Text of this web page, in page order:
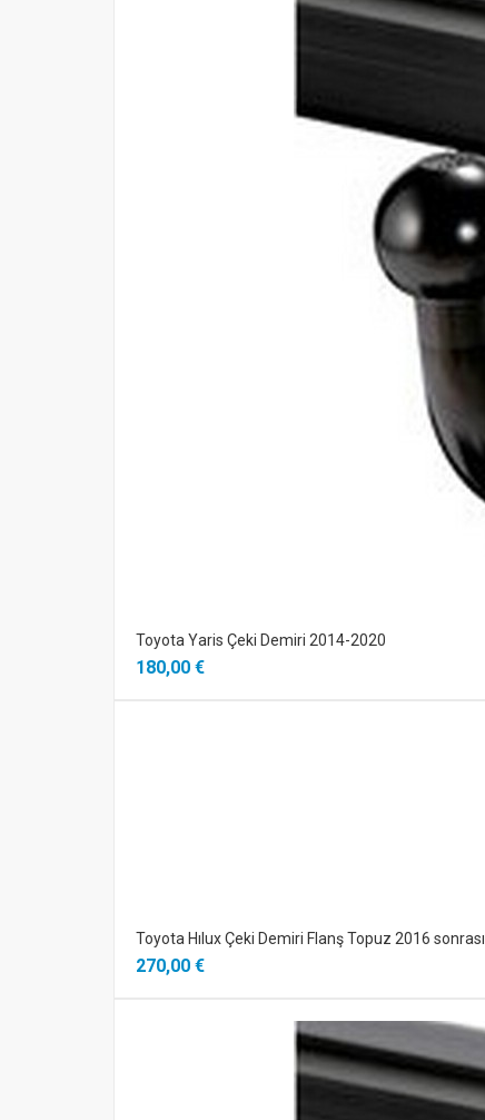
Toyota Yaris Çeki Demiri 2014-2020
180,00 €
Toyota Hılux Çeki Demiri Flanş Topuz 2016 sonrası
270,00 €